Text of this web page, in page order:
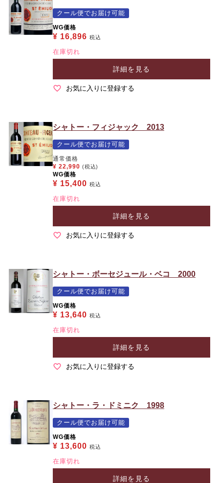
クール便でお届け可能
WG価格
¥ 16,896 税込
在庫切れ
詳細を見る
お気に入りに登録する
シャトー・フィジャック 2013
クール便でお届け可能
通常価格
¥ 22,990 (税込)
WG価格
¥ 15,400 税込
在庫切れ
詳細を見る
お気に入りに登録する
シャトー・ボーセジュール・ベコ 2000
クール便でお届け可能
WG価格
¥ 13,640 税込
在庫切れ
詳細を見る
お気に入りに登録する
シャトー・ラ・ドミニク 1998
クール便でお届け可能
WG価格
¥ 13,600 税込
在庫切れ
詳細を見る